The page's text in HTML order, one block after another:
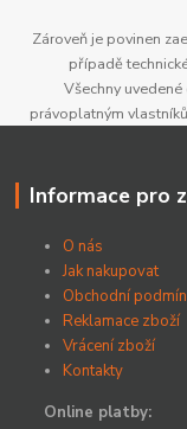
Zároveň je povinen
případě
Všechny
právoplatným
Informace pro
O nás
Jak nakupovat
Obchodní
Reklamace zboží
Vrácení zboží
Kontakty
Online platby: